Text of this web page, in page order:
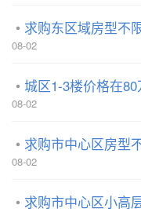
求购东区域房型不
08-02
城区1-3楼价格在80
08-02
求购市中心区房型
08-02
求购市中心区小高